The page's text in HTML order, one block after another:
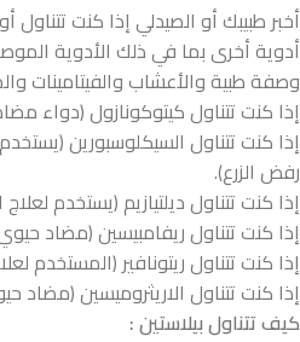
أخبر طبيبك أو الصيدلي إذا كنت تتناول
أدوية أخرى بما في ذلك الأدوية
وصفة طبية والأعشاب والفيتامينات
إذا كنت تتناول كيتوكونازول (دواء
إذا كنت تتناول السيكلوسبورين
رفض الزرع).
إذا كنت تتناول ديلتيازيم (يستخدم
إذا كنت تتناول ريفامبيسين (مضاد
إذا كنت تتناول ريتونافير (المستخدم
إذا كنت تتناول الاريثروميسين (مضاد
كيف تتناول بيلاستين: